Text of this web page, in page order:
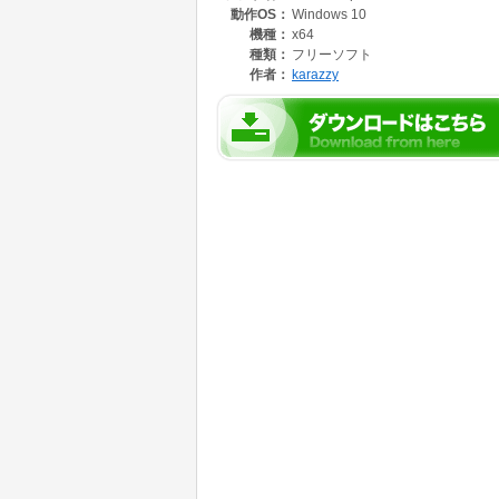
設定値 アイコンの状態
1: 100% 緑 ノーマル状態
2: 99% 黄 TURBO MODEを抑制します
3: 80% 赤 最大の処理能力低下
状態遷移条件
85度以上が8秒間連続 状態を1段階増やします
80度未満が8秒間連続 状態を1段階減らします
動作OS： Windows 10
機種： x64
種類： フリーソフト
作者： karazzy